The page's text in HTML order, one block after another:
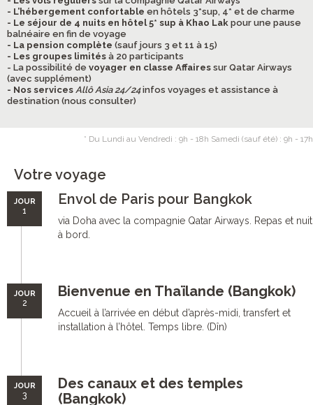
- L’hébergement confortable en hôtels 3*sup, 4* et de charme
- Le séjour de 4 nuits en hôtel 5* sup à Khao Lak pour une pause
balnéaire en fin de voyage
- La pension complète (sauf jours 3 et 11 à 15)
- Les groupes limités à 20 participants
- La possibilité de voyager en classe Affaires sur Qatar Airways
(avec supplément)
- Nos services Allô Asia 24/24infos voyages et assistance à
destination (nous consulter)
* Du Lundi au Vendredi : 9h - 18h Samedi (sauf été) : 9h - 17h
Votre voyage
JOUR
1
Envol de Paris pour Bangkok
via Doha avec la compagnie Qatar Airways. Repas et nuit
à bord.
JOUR
2
Bienvenue en Thaïlande (Bangkok)
Accueil à l’arrivée en début d’après-midi, transfert et
installation à l’hôtel. Temps libre. (Dîn)
JOUR
3
Des canaux et des temples
(Bangkok)